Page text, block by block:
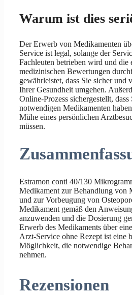
Warum ist dies
Der Erwerb von Medikamenten
Service ist legal, solange der
Fachleuten betrieben wird und die
medizinischen Bewertungen
gewährleistet, dass Sie sicher
Ihrer Gesundheit umgehen.
Online-Prozess sichergestellt,
notwendigen Medikamenten
Mühe eines persönlichen
müssen.
Estramon conti 40/130
Medikament zur Behandlung von
und zur Vorbeugung von
Medikament gemäß den
anzuwenden und die Dosierung
Erwerb des Medikaments über
Arzt-Service ohne Rezept ist eine
Möglichkeit, die notwendige
nehmen.
Rezensionen